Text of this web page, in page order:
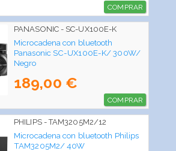
COMPRAR
PANASONIC - SC-UX100E-K
Microcadena con bluetooth
Panasonic SC-UX100E-K/ 300W/
Negro
189,00 €
COMPRAR
PHILIPS - TAM3205M2/12
Microcadena con bluetooth Philips
TAM3205M2/ 40W